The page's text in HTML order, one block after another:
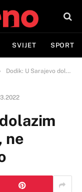
SVIJET SPORT
Dodik: U Sarajevo dolazim blindiranim autom, ne osjećam se sigurno
ne